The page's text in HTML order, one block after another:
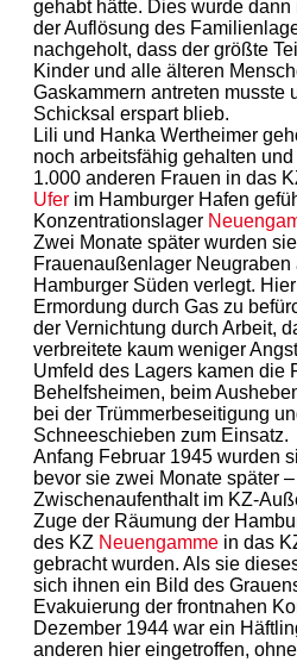
gehabt hätte. Dies wurde
der Auflösung des
nachgeholt, dass der größte
Kinder und alle älteren
Gaskammern antreten musste
Schicksal erspart blieb.
Lili und Hanka Wertheimer
noch arbeitsfähig gehalten
1.000 anderen Frauen in das
Ufer im Hamburger Hafen
Konzentrationslager
Zwei Monate später wurden
Frauenaußenlager Neugraben
Hamburger Süden verlegt.
Ermordung durch Gas zu
der Vernichtung durch Arbeit,
verbreitete kaum weniger
Umfeld des Lagers kamen die
Behelfsheimen, beim
bei der Trümmerbeseitigung
Schneeschieben zum Einsatz.
Anfang Februar 1945 wurden
bevor sie zwei Monate später
Zwischenaufenthalt im KZ-
Zuge der Räumung der
des KZ Neuengamme in das
gebracht wurden. Als sie
sich ihnen ein Bild des
Evakuierung der frontnahen
Dezember 1944 war ein
anderen hier eingetroffen,